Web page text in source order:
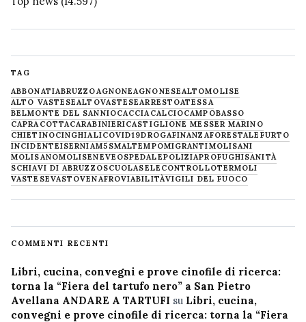
TAG
ABBONATIABRUZZOAGNONEAGNONESEALTOMOLISE
ALTO VASTESEALTOVASTESEARRESTOATESSA
BELMONTE DEL SANNIOCACCIACALCIOCAMPOBASSO
CAPRACOTTACARABINIERICASTIGLIONE MESSER MARINO
CHIETINOCINGHIALICOVID19DROGAFINANZAFORESTALE FURTO
INCIDENTEISERNIAM5SMALTEMPOMIGRANTIMOLISANI
MOLISANOMOLISENEVE OSPEDALEPOLIZIAPROFUGHISANITÀ
SCHIAVI DI ABRUZZOSCUOLASELECONTROLLOTERMOLI
VASTESEVASTOVENAFROVIABILITÀVIGILI DEL FUOCO
COMMENTI RECENTI
Libri, cucina, convegni e prove cinofile di ricerca:
torna la “Fiera del tartufo nero” a San Pietro
Avellana ANDARE A TARTUFI su Libri, cucina,
convegni e prove cinofile di ricerca: torna la “Fiera